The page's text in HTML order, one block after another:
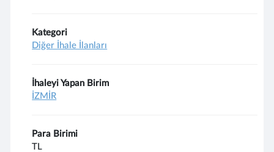
Kategori
Diğer İhale İlanları
İhaleyi Yapan Birim
İZMİR
Para Birimi
TL